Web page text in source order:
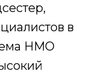
в
НМО